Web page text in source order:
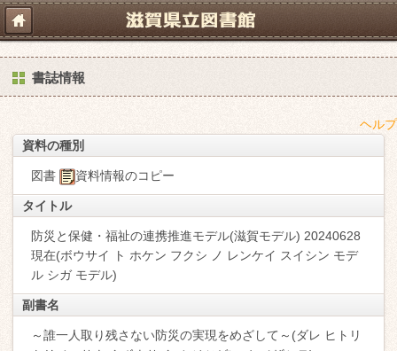
書誌情報
ヘルプ
資料の種別
図書 資料情報のコピー
タイトル
防災と保健・福祉の連携推進モデル(滋賀モデル) 20240628
現在(ボウサイ ト ホケン フクシ ノ レンケイ スイシン モデ
ル シガ モデル)
副書名
～誰一人取り残さない防災の実現をめざして～(ダレ ヒトリ